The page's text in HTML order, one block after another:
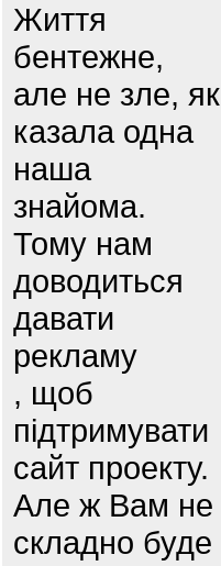
Життя
бентежне,
але не зле, як
казала одна
наша
знайома.
Тому нам
доводиться
давати
рекламу
, щоб
підтримувати
сайт проекту.
Але ж Вам не
складно буде